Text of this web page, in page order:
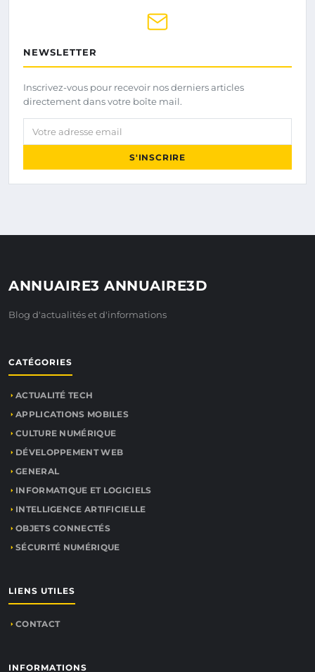
NEWSLETTER
Inscrivez-vous pour recevoir nos derniers articles
directement dans votre boîte mail.
Votre adresse email
S'INSCRIRE
ANNUAIRE3 ANNUAIRE3D
Blog d'actualités et d'informations
CATÉGORIES
ACTUALITÉ TECH
APPLICATIONS MOBILES
CULTURE NUMÉRIQUE
DÉVELOPPEMENT WEB
GENERAL
INFORMATIQUE ET LOGICIELS
INTELLIGENCE ARTIFICIELLE
OBJETS CONNECTÉS
SÉCURITÉ NUMÉRIQUE
LIENS UTILES
CONTACT
INFORMATIONS